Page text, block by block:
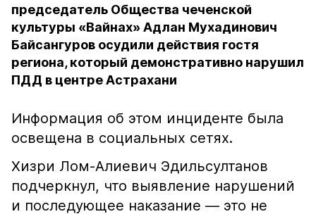
председатель Общества чеченской
культуры «Вайнах» Адлан Мухадинович
Байсангуров осудили действия гостя
региона, который демонстративно нарушил
ПДД в центре Астрахани
Информация об этом инциденте была
освещена в социальных сетях.
Хизри Лом-Алиевич Эдильсултанов
подчеркнул, что выявление нарушений
и последующее наказание — это не